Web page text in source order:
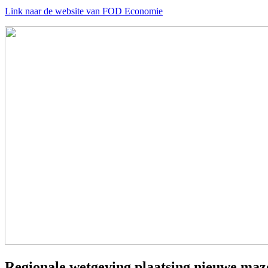
Link naar de website van FOD Economie